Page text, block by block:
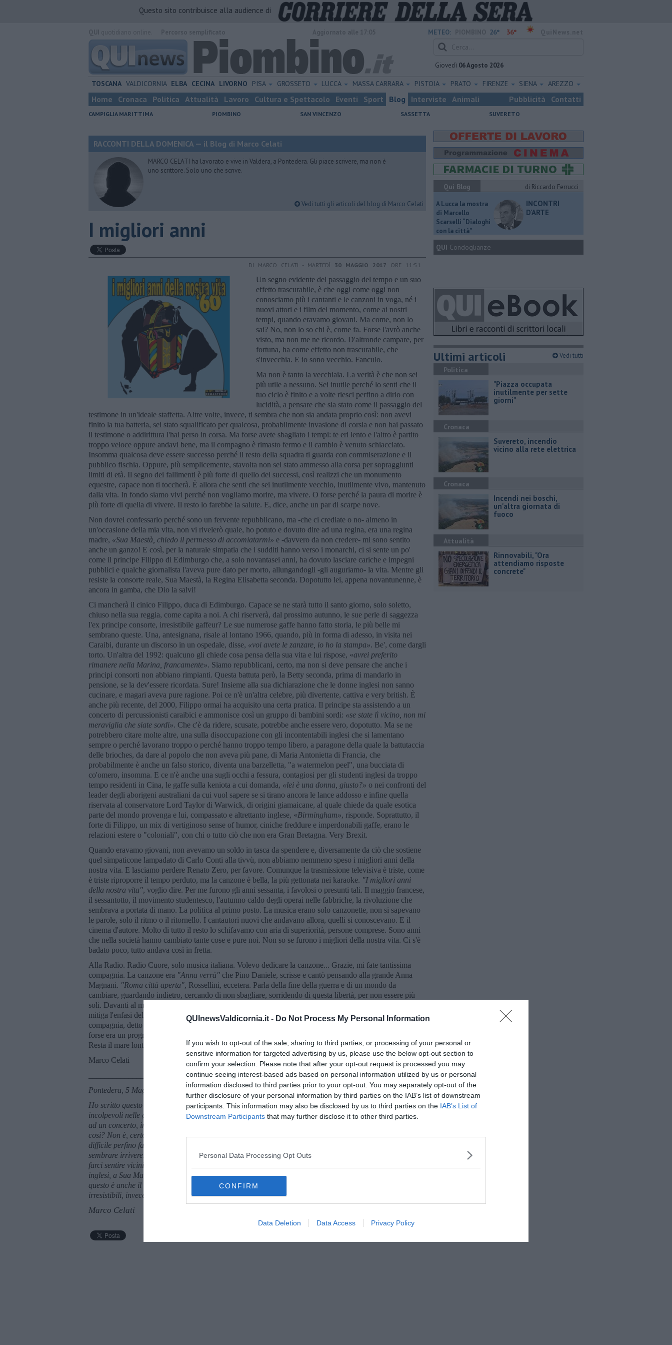
QUInewsValdicornia.it - Do Not Process My Personal Information
If you wish to opt-out of the sale, sharing to third parties, or processing of your personal or
sensitive information for targeted advertising by us, please use the below opt-out section to
confirm your selection. Please note that after your opt-out request is processed you may
continue seeing interest-based ads based on personal information utilized by us or personal
information disclosed to third parties prior to your opt-out. You may separately opt-out of the
further disclosure of your personal information by third parties on the IAB’s list of downstream
participants. This information may also be disclosed by us to third parties on the IAB’s List of
Downstream Participants that may further disclose it to other third parties.
Personal Data Processing Opt Outs
CONFIRM
Data Deletion Data Access Privacy Policy
Questo sito contribuisce alla audience di
METEO: 26° 36°
Giovedì 06 Agosto 2026
TOSCANA VALDICORNIA ELBA CECINA LIVORNO PISA GROSSETO LUCCA MASSA CARRARA PISTOIA PRATO FIRENZE SIENA AREZZO
Home Cronaca Politica Attualità Lavoro Cultura e Spettacolo Eventi Sport Blog Interviste Animali Pubblicità Contatti
CAMPIGLIA MARITTIMA PIOMBINO SAN VINCENZO SASSETTA SUVERETO
RACCONTI DELLA DOMENICA — il Blog di Marco Celati
MARCO CELATI ha lavorato e vive in Valdera, a Pontedera. Gli piace scrivere, ma non è
uno scrittore. Solo uno che scrive.
Vedi tutti gli articoli del blog di Marco Celati
I migliori anni
DI MARCO CELATI - MARTEDÌ 30 MAGGIO 2017 ORE 11:51
Un segno evidente del passaggio del tempo e un suo
effetto trascurabile, è che oggi come oggi non
conosciamo più i cantanti e le canzoni in voga, né i
nuovi attori e i film del momento, come ai nostri
tempi, quando eravamo giovani. Ma come, non lo
sai? No, non lo so chi è, come fa. Forse l'avrò anche
visto, ma non me ne ricordo. D'altronde campare, per
fortuna, ha come effetto non trascurabile, che
s'invecchia. E io sono vecchio. Fanculo.
Ma non è tanto la vecchiaia. La verità è che non sei
più utile a nessuno. Sei inutile perché lo senti che il
tuo ciclo è finito e a volte riesci perfino a dirlo con
lucidità, a pensare che sia stato come il passaggio del
testimone in un'ideale staffetta. Altre volte, invece, ti sembra che non sia andata proprio così: non avevi
finito la tua batteria, sei stato squalificato per qualcosa, probabilmente invasione di corsia e non hai passato
il testimone o addirittura l'hai perso in corsa. Ma forse avete sbagliato i tempi: te eri lento e l'altro è partito
troppo veloce oppure andavi bene, ma il compagno è rimasto fermo e il cambio è venuto schiacciato.
Insomma qualcosa deve essere successo perché il resto della squadra ti guarda con commiserazione e il
pubblico fischia. Oppure, più semplicemente, stavolta non sei stato ammesso alla corsa per sopraggiunti
limiti di età. Il segno dei fallimenti è più forte di quello dei successi, così realizzi che un monumento
equestre, capace non ti toccherà. È allora che senti che sei inutilmente vecchio, inutilmente vivo, mantenuto
dalla vita. In fondo siamo vivi perché non vogliamo morire, ma vivere. O forse perché la paura di morire è
più forte di quella di vivere. Il resto lo farebbe la salute. E, dice, anche un par di scarpe nove.
Non dovrei confessarlo perché sono un fervente repubblicano, ma -che ci crediate o no- almeno in
un'occasione della mia vita, non vi rivelerò quale, ho potuto e dovuto dire ad una regina, era una regina
madre, «Sua Maestà, chiedo il permesso di accomiatarmi» e -davvero da non credere- mi sono sentito
anche un ganzo! E così, per la naturale simpatia che i sudditi hanno verso i monarchi, ci si sente un po'
come il principe Filippo di Edimburgo che, a solo novantasei anni, ha dovuto lasciare cariche e impegni
pubblici e qualche giornalista l'aveva pure dato per morto, allungandogli -gli auguriamo- la vita. Mentre gli
resiste la consorte reale, Sua Maestà, la Regina Elisabetta seconda. Dopotutto lei, appena novantunenne, è
ancora in gamba, che Dio la salvi!
Ci mancherà il cinico Filippo, duca di Edimburgo. Capace se ne starà tutto il santo giorno, solo soletto,
chiuso nella sua reggia, come capita a noi. A chi riserverà, dal prossimo autunno, le sue perle di saggezza
l'ex principe consorte, irresistibile gaffeur? Le sue numerose gaffe hanno fatto storia, le più belle mi
sembrano queste. Una, antesignana, risale al lontano 1966, quando, più in forma di adesso, in visita nei
Caraibi, durante un discorso in un ospedale, disse, «voi avete le zanzare, io ho la stampa». Be', come dargli
torto. Un'altra del 1992: qualcuno gli chiede cosa pensa della sua vita e lui rispose, «avrei preferito
rimanere nella Marina, francamente». Siamo repubblicani, certo, ma non si deve pensare che anche i
principi consorti non abbiano rimpianti. Questa battuta però, la Betty seconda, prima di mandarlo in
pensione, se la dev'essere ricordata. Sure! Insieme alla sua dichiarazione che le donne inglesi non sanno
cucinare, e magari aveva pure ragione. Poi ce n'è un'altra celebre, più divertente, cattiva e very british. È
anche più recente, del 2000, Filippo ormai ha acquisito una certa pratica. Il principe sta assistendo a un
concerto di percussionisti caraibici e ammonisce così un gruppo di bambini sordi: «se state lì vicino, non mi
meraviglia che siate sordi». Che c'è da ridere, scusate, potrebbe anche essere vero, dopotutto. Ma se ne
potrebbero citare molte altre, una sulla disoccupazione con gli incontentabili inglesi che si lamentano
sempre o perché lavorano troppo o perché hanno troppo tempo libero, a paragone della quale la battutaccia
delle brioches, da dare al popolo che non aveva più pane, di Maria Antonietta di Francia, che
probabilmente è anche un falso storico, diventa una barzelletta, "a watermelon peel", una bucciata di
co'omero, insomma. E ce n'è anche una sugli occhi a fessura, contagiosi per gli studenti inglesi da troppo
tempo residenti in Cina, le gaffe sulla keniota a cui domanda, «lei è una donna, giusto?» o nei confronti del
leader degli aborigeni australiani da cui vuol sapere se si tirano ancora le lance addosso e infine quella
riservata al conservatore Lord Taylor di Warwick, di origini giamaicane, al quale chiede da quale esotica
parte del mondo provenga e lui, compassato e altrettanto inglese, «Birmingham», risponde. Soprattutto, il
forte di Filippo, un mix di vertiginoso sense of humor, ciniche freddure e imperdonabili gaffe, erano le
relazioni estere o "coloniali", con chi o tutto ciò che non era Gran Bretagna. Very Brexit.
Quando eravamo giovani, non avevamo un soldo in tasca da spendere e, diversamente da ciò che sostiene
quel simpaticone lampadato di Carlo Conti alla tivvù, non abbiamo nemmeno speso i migliori anni della
nostra vita. E lasciamo perdere Renato Zero, per favore. Comunque la trasmissione televisiva è triste, come
è triste riproporre il tempo perduto, ma la canzone è bella, la più gettonata nei karaoke. "I migliori anni
della nostra vita", voglio dire. Per me furono gli anni sessanta, i favolosi o presunti tali. Il maggio francese,
il sessantotto, il movimento studentesco, l'autunno caldo degli operai nelle fabbriche, la rivoluzione che
sembrava a portata di mano. La politica al primo posto. La musica erano solo canzonette, non si sapevano
le parole, solo il ritmo o il ritornello. I cantautori nuovi che andavano allora, quelli si conoscevano. E il
cinema d'autore. Molto di tutto il resto lo schifavamo con aria di superiorità, persone comprese. Sono anni
che nella società hanno cambiato tante cose e pure noi. Non so se furono i migliori della nostra vita. Ci s'è
badato poco, tutto andava così in fretta.
Alla Radio. Radio Cuore, solo musica italiana. Volevo dedicare la canzone... Grazie, mi fate tantissima
compagnia. La canzone era "Anna verrà" che Pino Daniele, scrisse e cantò pensando alla grande Anna
Magnani. "Roma città aperta", Rossellini, eccetera. Parla della fine della guerra e di un mondo da
cambiare, guardando indietro, cercando di non sbagliare, sorridendo di questa libertà, per non essere più
soli. Davanti al mare, con le nostre emozioni e i sogni, in un giorno di sole. La melodia è malinconica e
mitiga l'enfasi del testo, ne accompagna il sentimento di nostalgia e di speranza. Mi fate tantissima
compagnia, detto ad una radio, vuol dire che siamo liberi in un mondo così così e, in molti, rimasti soli. Ma
forse era un programma un po' troppo ambizioso. Speriamo restino i sogni. Restano le nostre emozioni.
Resta il mare lontano. E il sole. Quando non piove, certo.
Marco Celati
Pontedera, 5 Maggio 2017
Ho scritto questo testo prima della strage degli innocenti di Manchester. Ne muoiono di giovani
incolpevoli nelle guerre in corso, ma come si fa a definire "crociati" delle ragazzine e dei genitori, presenti
ad un concerto, inneggiando alla loro uccisione! Che mondo è mai questo dove si può uccidere e morire
così? Non è, certo, il migliore dei mondi, né questi sono, certo, i migliori degli anni. In un contesto simile è
difficile perfino fare dello spirito, specialmente dello spirito di patate come il mio. Tutto finisce per
sembrare irriverente. Possiamo solo unirci al dolore che il mondo sente per quelle vite spezzate, sentirci e
farci sentire vicini a tutti coloro che ne soffrono la tragica scomparsa. E quindi anche alle Istituzioni
inglesi, a Sua Maestà, la Regina d'Inghilterra e al suo anziano principe consorte. Per quel che può valere,
questo è anche il mio personale sentimento. Fermo restando che le "gaffe" del duca di Edimburgo restano
irresistibili, invece resistibile resta questo mondo che sembrerebbe impedirci di poterne ridere ancora.
Marco Celati
Qui Blog
di Riccardo Ferrucci
A Lucca la mostra
di Marcello
Scarselli “Dialoghi
con la città"
INCONTRI
D'ARTE
QUI Condoglianze
Ultimi articoli Vedi tutti
Politica
"Piazza occupata
inutilmente per sette
giorni"
Cronaca
Suvereto, incendio
vicino alla rete elettrica
Cronaca
Incendi nei boschi,
un'altra giornata di
fuoco
Attualità
Rinnovabili, "Ora
attendiamo risposte
concrete"